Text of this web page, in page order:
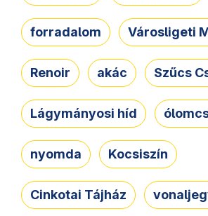
forradalom Városligeti
Renoir akác Szűcs
Lágymányosi híd
nyomda Kocsiszín
Cinkotai Tájház